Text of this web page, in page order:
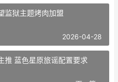
监狱主题烤肉加盟
2026-04-28
推 蓝色星原旅谣配置要求